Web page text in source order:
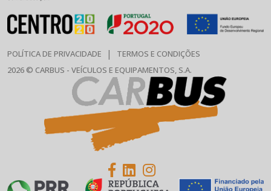
POLÍTICA DE PRIVACIDADE |
TERMOS E CONDIÇÕES
2026 © CARBUS - VEÍCULOS E EQUIPAMENTOS, S.A.